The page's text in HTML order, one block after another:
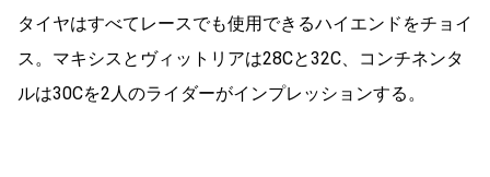
タイヤはすべてレースでも使用できるハイエンドをチョイ
ス。マキシスとヴィットリアは28Cと32C、コンチネンタ
ルは30Cを2人のライダーがインプレッションする。